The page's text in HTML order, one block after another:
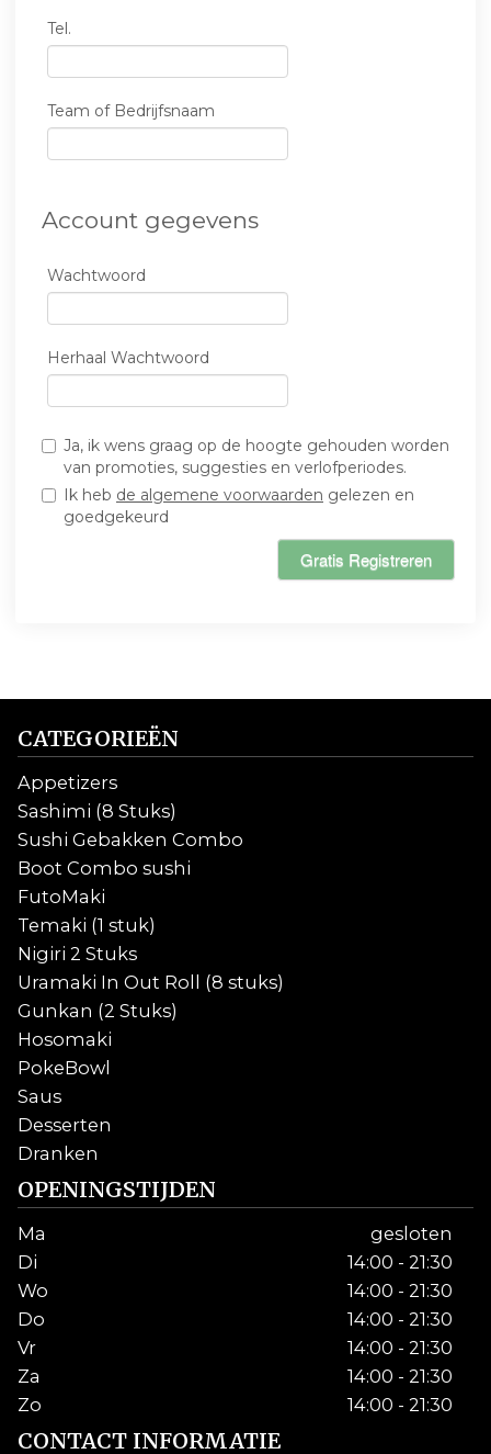
Tel.
Team of Bedrijfsnaam
Account gegevens
Wachtwoord
Herhaal Wachtwoord
Ja, ik wens graag op de hoogte gehouden worden
van promoties, suggesties en verlofperiodes.
Ik heb de algemene voorwaarden gelezen en
goedgekeurd
Gratis Registreren
CATEGORIEËN
Appetizers
Sashimi (8 Stuks)
Sushi Gebakken Combo
Boot Combo sushi
FutoMaki
Temaki (1 stuk)
Nigiri 2 Stuks
Uramaki In Out Roll (8 stuks)
Gunkan (2 Stuks)
Hosomaki
PokeBowl
Saus
Desserten
Dranken
OPENINGSTIJDEN
Ma
gesloten
Di
14:00 - 21:30
Wo
14:00 - 21:30
Do
14:00 - 21:30
Vr
14:00 - 21:30
Za
14:00 - 21:30
Zo
14:00 - 21:30
CONTACT INFORMATIE